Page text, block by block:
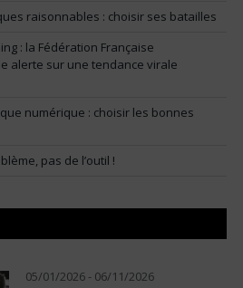
raisonnables : choisir ses batailles
: la Fédération Française
alerte sur une tendance virale
numérique : choisir les bonnes
pas de l’outil !
05/01/2026 - 06/11/2026